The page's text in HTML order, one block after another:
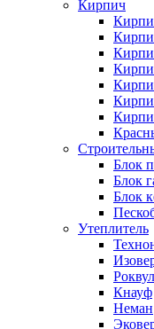
Кирпич
Блок
Блок
Блок
Утеплитель
Роквул
Кнауф
Неман